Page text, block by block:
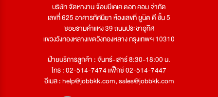
บริษัท จัดหางาน จ๊อบบีเคเค ดอท คอม จำกัด
เลขที่ 625 อาคารทัศนียา ห้องเลขที่ ยูนิต ดี ชั้น 5
ซอยรามคำแหง 39 ถนนประชาอุทิศ
แขวงวังทองหลางเขตวังทองหลาง กรุงเทพฯ 10310
ฝ่ายบริการลูกค้า : จันทร์-เสาร์ 8:30-18:00 น.
โทร : 02-514-7474 แฟ็กซ์ 02-514-7447
อีเมล :help@jobbkk.com,sales@jobbkk.com